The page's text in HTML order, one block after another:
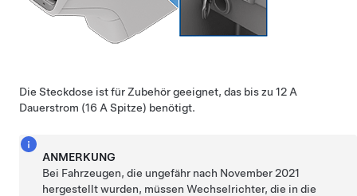
Die Steckdose ist für Zubehör geeignet, das bis zu 12 A
Dauerstrom (16 A Spitze) benötigt.
ANMERKUNG
Bei Fahrzeugen, die ungefähr nach November 2021
hergestellt wurden, müssen Wechselrichter, die in die